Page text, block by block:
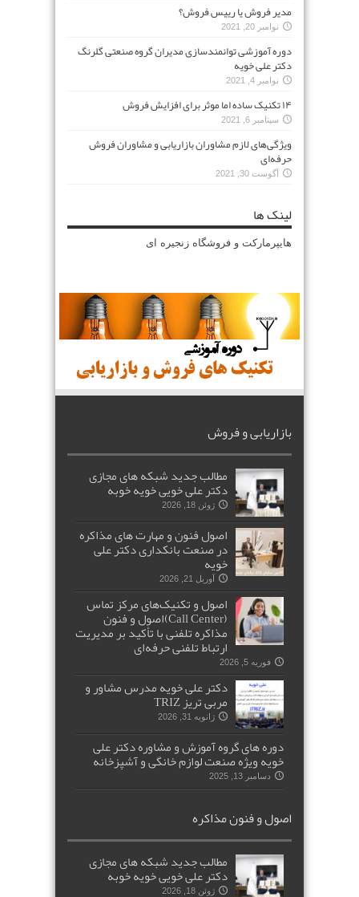
مدیر فروش یا رییس فروش؟
نوامبر 20, 2021
دوره آموزشی توانمندسازی مدیران گروه صنعتی گلرنگ
دکتر علی خویه
نوامبر 4, 2021
۱۴ تکنیک ساده اما موثر برای افزایش فروش
سپتامبر 6, 2021
ویژگی‌های لازم مشاوران بازاریابی و مشاوران فروش
حرفه‌ای
آگوست 30, 2021
لینک ها
هایپرمارکت و فروشگاه زنجیره ای
بازاریابی و فروش
مطالب جدید شبکه های مجازی
دکتر علی خویی خویه خوبه
ژوئن 18, 2026
اصول فنون و مهارت های مذاکره
در صنعت بانکداری دکتر علی
خویه
آوریل 21, 2026
اصول و تکنیک‌های مرکز تماس
(Call Center)اصول و فنون
مذاکره تلفنی با تأکید بر مدیریت
ارتباط تلفنی حرفه‌ای
فوریه 5, 2026
دکتر علی خویه مدرس مشاور و
مربی تریز TRIZ
ژانویه 31, 2026
دوره های گروه آموزش و مشاوره دکتر علی
خویه ویژه صنعت لوازم خانگی و آشپزخانه
دسامبر 13, 2025
اصول و فنون مذاکره
مطالب جدید شبکه های مجازی
دکتر علی خویی خویه خوبه
ژوئن 18, 2026